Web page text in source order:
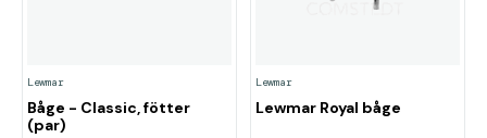
Lewmar
Båge - Classic, fötter
(par)
Lewmar
Lewmar Royal båge